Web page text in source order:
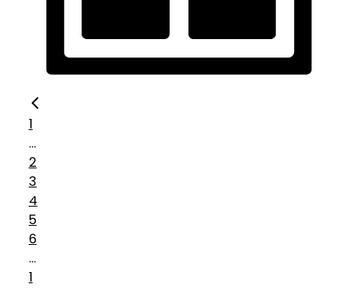
1
...
2
3
4
5
6
...
1